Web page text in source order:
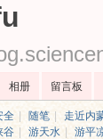
相册 留言板
全 随笔
走近内
谷 游天水 游平